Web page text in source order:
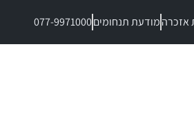
אזכרהמודעת תנחומים077-9971000